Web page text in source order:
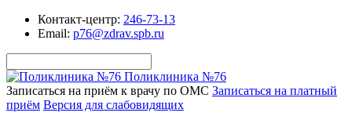
Контакт-центр: 246-73-13
Email: p76@zdrav.spb.ru
Поликлиника №76
Записаться на приём к врачу по ОМС Записаться на платный
приём Версия для слабовидящих